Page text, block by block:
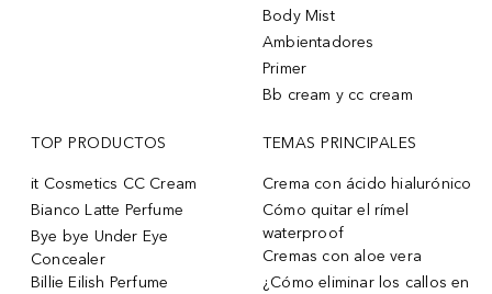
Body Mist
Ambientadores
Primer
Bb cream y cc cream
TOP PRODUCTOS
it Cosmetics CC Cream
Bianco Latte Perfume
Bye bye Under Eye
Concealer
Billie Eilish Perfume
TEMAS PRINCIPALES
Crema con ácido hialurónico
Cómo quitar el rímel
waterproof
Cremas con aloe vera
¿Cómo eliminar los callos en